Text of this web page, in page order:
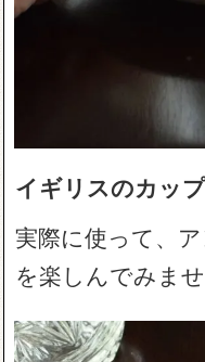
イギリスのカッ
実際に使って、
を楽しんでみま